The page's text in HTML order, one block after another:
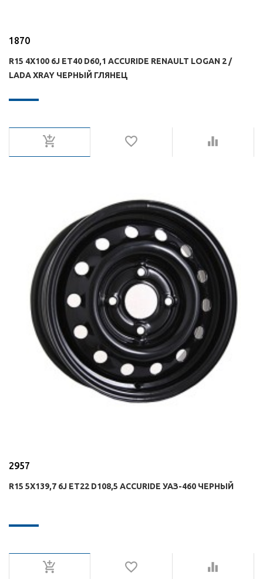
1870
R15 4X100 6J ET40 D60,1 ACCURIDE RENAULT LOGAN 2 /
LADA XRAY ЧЕРНЫЙ ГЛЯНЕЦ
2957
R15 5X139,7 6J ET22 D108,5 ACCURIDE УАЗ-460 ЧЕРНЫЙ